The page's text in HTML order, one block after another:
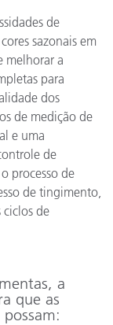
de
sazonais em
melhorar a
para
dos
de medição de
e uma
de
processo de
de tingimento,
ciclos de
a
que as